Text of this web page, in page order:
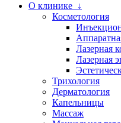
О клинике ↓
Косметология
Лазерная
Лазерная
Трихология
Дерматология
Капельницы
Массаж